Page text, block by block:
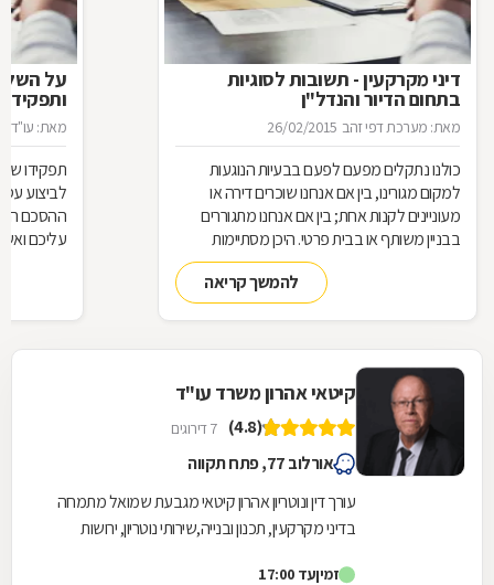
דיני מקרקעין - תשובות לסוגיות
בתחום הדיור והנדל"ן
מאת: מערכת דפי זהב 26/02/2015
כולנו נתקלים מפעם לפעם בבעיות הנוגעות
למקום מגורינו, בין אם אנחנו שוכרים דירה או
מעוניינים לקנות אחת; בין אם אנחנו מתגוררים
בבניין משותף או בבית פרטי. היכן מסתיימות
זכויותינו ביחס לשכנינו? מה אומר החוק בקשר
לחריגות בנייה? האם בניית ממ"ד מחייבת את כל
הדיירים וכו'. כדי לקבל מושג בנוגע למעמדנו
המקרקעין, ריכזנו שאלות שנשאלו בפורום
מקרקעין, ואשר נענו ע"י עו"ד אילן קרייטר
להמשך קריאה
מאת: עו"ד
תפקידו
ההסכם
עליכם
קיטאי אהרון משרד עו"ד
(4.8) 7 דירוגים
אורלוב 77, פתח תקווה
עורך דין ונוטריון אהרון קיטאי מגבעת שמואל מתמחה
בדיני מקרקעין, תכנון ובנייה,שירותי נוטריון, ירושות
זמיןעד 17:00